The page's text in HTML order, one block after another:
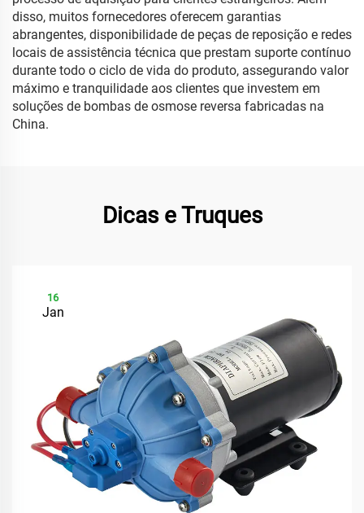
disso, muitos fornecedores oferecem garantias
abrangentes, disponibilidade de peças de reposição e redes
locais de assistência técnica que prestam suporte contínuo
durante todo o ciclo de vida do produto, assegurando valor
máximo e tranquilidade aos clientes que investem em
soluções de bombas de osmose reversa fabricadas na
China.
Dicas e Truques
16
Jan